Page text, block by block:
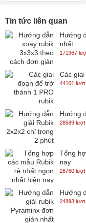
Tin tức liên quan
Hướng
nhất
171967
Các
44101 lượt
Hướng
28589 lượt
Tổng
nay
26760 lượt
Hướng
24893 lượt